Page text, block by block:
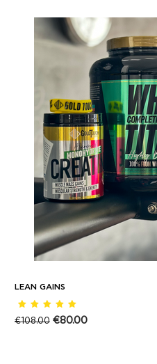
LEAN GAINS
€108.00 €80.00